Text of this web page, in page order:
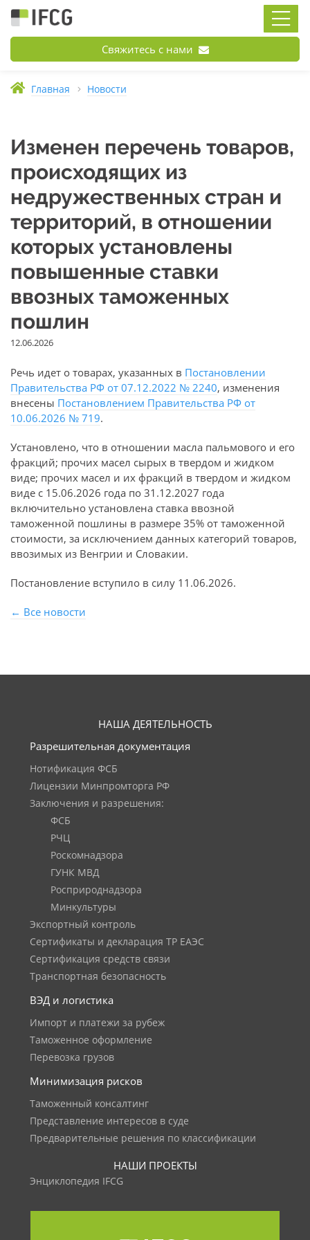
Свяжитесь с нами
Главная Новости
Изменен перечень товаров,
происходящих из
недружественных стран и
территорий, в отношении
которых установлены
повышенные ставки
ввозных таможенных
пошлин
12.06.2026
Речь идет о товарах, указанных в Постановлении
Правительства РФ от 07.12.2022 № 2240, изменения
внесены Постановлением Правительства РФ от
10.06.2026 № 719.
Установлено, что в отношении масла пальмового и его
фракций; прочих масел сырых в твердом и жидком
виде; прочих масел и их фракций в твердом и жидком
виде с 15.06.2026 года по 31.12.2027 года
включительно установлена ставка ввозной
таможенной пошлины в размере 35% от таможенной
стоимости, за исключением данных категорий товаров,
ввозимых из Венгрии и Словакии.
Постановление вступило в силу 11.06.2026.
← Все новости
НАША ДЕЯТЕЛЬНОСТЬ
Разрешительная документация
Нотификация ФСБ
Лицензии Минпромторга РФ
Заключения и разрешения:
ФСБ
РЧЦ
Роскомнадзора
ГУНК МВД
Росприроднадзора
Минкультуры
Экспортный контроль
Сертификаты и декларация ТР ЕАЭС
Сертификация средств связи
Транспортная безопасность
ВЭД и логистика
Импорт и платежи за рубеж
Таможенное оформление
Перевозка грузов
Минимизация рисков
Таможенный консалтинг
Представление интересов в суде
Предварительные решения по классификации
НАШИ ПРОЕКТЫ
Энциклопедия IFCG